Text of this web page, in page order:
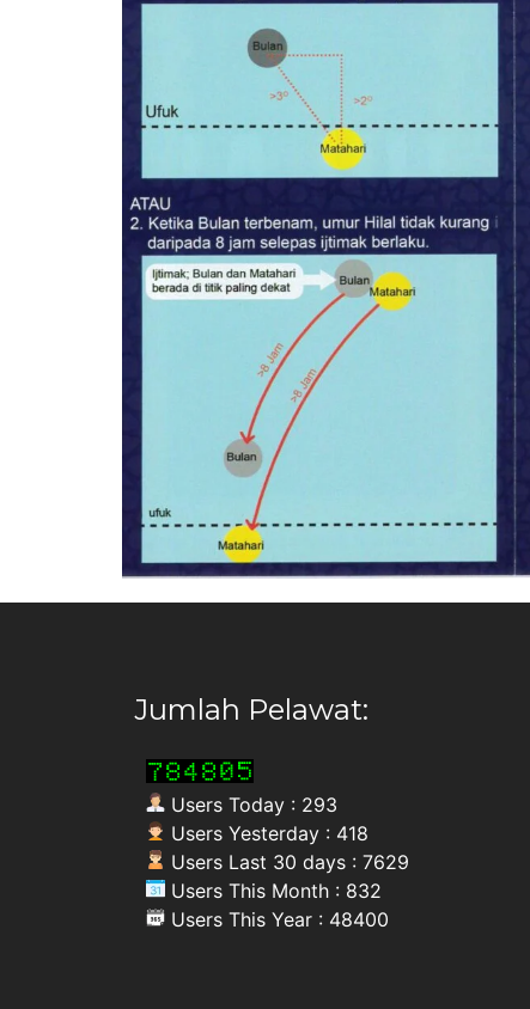
Jumlah Pelawat:
Users Today : 293
Users Yesterday : 418
Users Last 30 days : 7629
Users This Month : 832
Users This Year : 48400